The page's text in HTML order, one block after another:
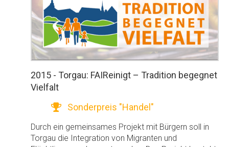
2015 - Torgau: FAIReinigt – Tradition begegnet
Vielfalt
Sonderpreis "Handel"
Durch ein gemeinsames Projekt mit Bürgern soll in
Torgau die Integration von Migranten und